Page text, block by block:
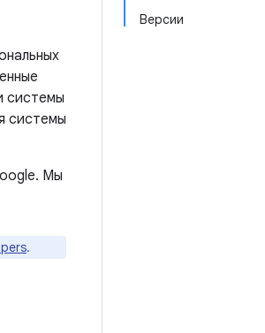
Версии
системы
системы
Мы
.